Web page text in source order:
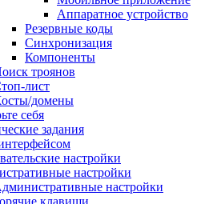
Аппаратное устройство
Резервные коды
Синхронизация
Компоненты
троянов
лист
домены
себя
задания
настройки
настройки
настройки
клавиши